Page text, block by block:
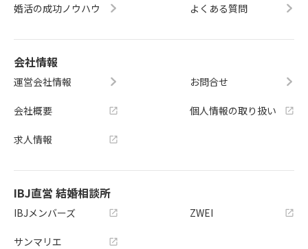
婚活の成功ノウハウ よくある質問
会社情報
運営会社情報
会社概要
求人情報
お問合せ
個人情報の取り扱い
IBJ直営 結婚相談所
IBJメンバーズ
サンマリエ
ZWEI